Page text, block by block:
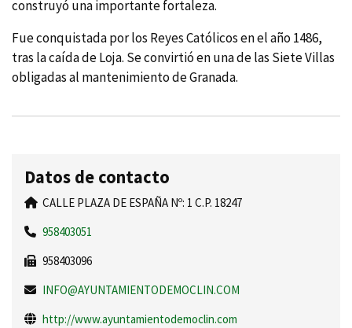
construyó una importante fortaleza.
Fue conquistada por los Reyes Católicos en el año 1486,
tras la caí­da de Loja. Se convirtió en una de las Siete Villas
obligadas al mantenimiento de Granada.
Datos de contacto
CALLE PLAZA DE ESPAÑA Nº: 1 C.P. 18247
958403051
958403096
INFO@AYUNTAMIENTODEMOCLIN.COM
http://www.ayuntamientodemoclin.com